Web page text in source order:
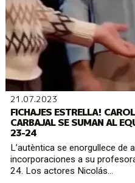
21.07.2023
FICHAJES ESTRELLA!
CARBAJAL SE SUMAN AL
23-24
L’autèntica se enorgullece de
incorporaciones a su
24. Los actores Nicolás...